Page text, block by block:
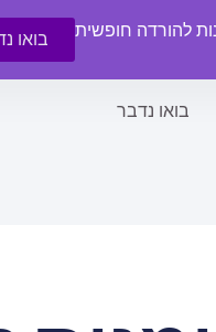
להורדה חופשית בואו
בואו נדבר